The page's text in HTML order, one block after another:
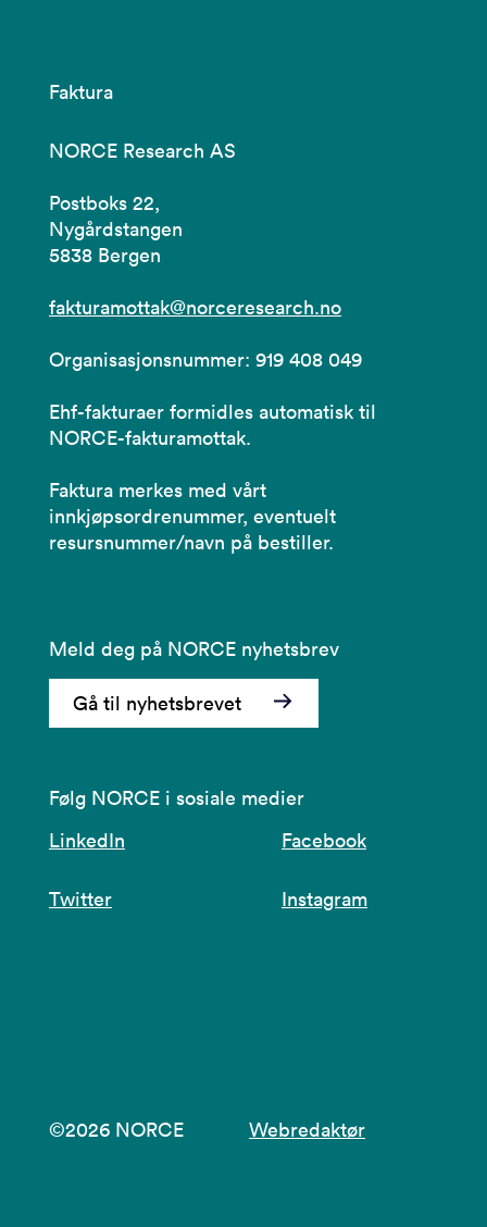
Faktura
NORCE Research AS
Postboks 22,
Nygårdstangen
5838 Bergen
fakturamottak@norceresearch.no
Organisasjonsnummer: 919 408 049
Ehf-fakturaer formidles automatisk til
NORCE-fakturamottak.
Faktura merkes med vårt
innkjøpsordrenummer, eventuelt
resursnummer/navn på bestiller.
Meld deg på NORCE nyhetsbrev
Gå til nyhetsbrevet
Følg NORCE i sosiale medier
LinkedIn
Facebook
Twitter Instagram
©2026 NORCE Webredaktør